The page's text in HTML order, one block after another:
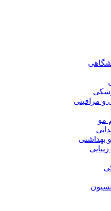
و مراقبتی
مو
بهداشتی